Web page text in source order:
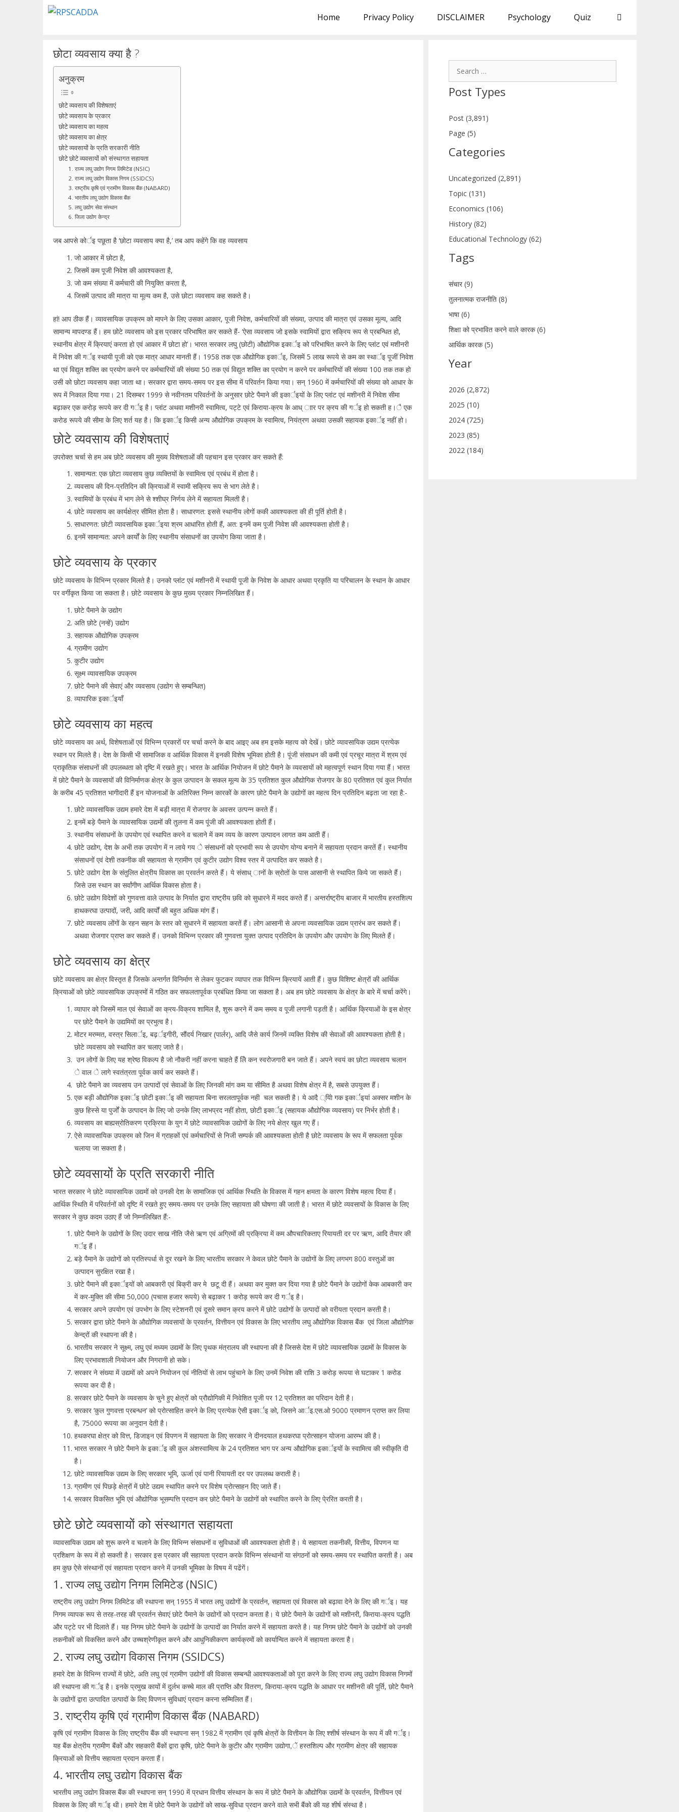
Home Privacy Policy DISCLAIMER Psychology Quiz
छोटा व्यवसाय क्या है ?
अनुक्रम
छोटे व्यवसाय की विशेषताएं
छोटे व्यवसाय के प्रकार
छोटे व्यवसाय का महत्व
छोटे व्यवसाय का क्षेत्र
छोटे व्यवसायों के प्रति सरकारी नीति
छोटे छोटे व्यवसायों को संस्थागत सहायता
1. राज्य लघु उद्योग निगम लिमिटेड (NSIC)
2. राज्य लघु उद्योग विकास निगम (SSIDCS)
3. राष्ट्रीय कृषि एवं ग्रामीण विकास बैंक (NABARD)
4. भारतीय लघु उद्योग विकास बैंक
5. लघु उद्योग सेवा संस्थान
6. जिला उद्योग केन्द्र
जब आपसे कोर्इ पछूता है ‘छोटा व्यवसाय क्या है,’ तब आप कहेंगे कि वह व्यवसाय
जो आकार में छोटा है,
जिसमें कम पूजी निवेश की आवश्यकता है,
जो कम संख्या में कर्मचारी की नियुक्ति करता है,
जिसमें उत्पाद की मात्रा या मूल्य कम है, उसे छोटा व्यवसाय कह सकते है।
हां! आप ठीक हैं। व्यावसायिक उपक्रम को मापने के लिए उसका आकार, पूजी निवेश, कर्मचारियों की संख्या, उत्पाद की मात्रा एवं उसका मूल्य, आदि
सामान्य मापदण्ड हैं। हम छोटे व्यवसाय को इस प्रकार परिभाषित कर सकते हैं- ‘ऐसा व्यवसाय जो इसके स्वामियों द्वारा सक्रिय रूप से प्रबन्धित हो,
स्थानीय क्षेत्र में क्रियाएं करता हो एवं आकार में छोटा हो’। भारत सरकार लघु (छोटी) औद्योगिक इकार्इ को परिभाषित करने के लिए प्लांट एवं मशीनरी
में निवेश की गर्इ स्थायी पूजी को एक मात्र आधार मानती हैं। 1958 तक एक औद्योगिक इकार्इ, जिसमें 5 लाख रूपये से कम का स्थार्इ पूजीं निवेश
था एवं विद्युत शक्ति का प्रयोग करने पर कर्मचारियों की संख्या 50 तक एवं विद्युत शक्ति का प्रयोग न करने पर कर्मचारियों की संख्या 100 तक तक हो
उसी को छोटा व्यवसाय कहा जाता था। सरकार द्वारा समय-समय पर इस सीमा में परिवर्तन किया गया। सन् 1960 में कर्मचारियों की संख्या को आधार के
रूप में निकाल दिया गया। 21 दिसम्बर 1999 से नवीनतम परिवर्तनों के अनुसार छोटे पैमाने की इकार्इयों के लिए प्लांट एवं मशीनरी में निवेश सीमा
बढ़ाकर एक करोड़ रूपये कर दी गर्इ है। प्लांट अथवा मशीनरी स्वामित्व, पट्टे एवं किराया-क्रय के आध् ाार पर क्रय की गर्इ हो सकती ह।ै एक
करोड रूपये की सीमा के लिए शर्त यह है। कि इकार्इ किसी अन्य औद्योगिक उपक्रम के स्वामित्व, नियंत्रण अथवा उसकी सहायक इकार्इ नहीं हो।
छोटे व्यवसाय की विशेषताएं
उपरोक्त चर्चा से हम अब छोटे व्यवसाय की मुख्य विशेषताओं की पहचान इस प्रकार कर सकते हैं:
सामान्यत: एक छोटा व्यवसाय कुछ व्यक्तियों के स्वामित्व एवं प्रबंध में होता है।
व्यवसाय की दिन-प्रतिदिन की क्रियाओं में स्वामी सक्रिय रूप से भाग लेते है।
स्वामियों के प्रबंध में भाग लेने से श्शीघ्र निर्णय लेने में सहायता मिलती है।
छोटे व्यवसाय का कार्यक्षेत्र सीमित होता है। साधारणत: इससे स्थानीय लोगों ककी आवश्यकता की ही पूर्ति होती है।
साधारणत: छोटी व्यावसायिक इकार्इया श्रम आधारित होती हैं, अत: इनमें कम पूजी निवेश की आवश्यकता होती है।
इनमें सामान्यत: अपने कार्यों के लिए स्थानीय संसाधनों का उपयोग किया जाता है।
छोटे व्यवसाय के प्रकार
छोटे व्यवसाय के विभिन्न प्रकार मिलते है। उनको प्लांट एवं मशीनरी में स्थायी पूजी के निवेश के आधार अथवा प्रकृति या परिचालन के स्थान के आधार
पर वर्गीकृत किया जा सकता है। छोटे व्यवसाय के कुछ मुख्य प्रकार निम्नलिखित हैं।
छोटे पैमाने के उद्योग
अति छोटे (नन्हें) उद्योग
सहायक औद्योगिक उपक्रम
ग्रामीण उद्योग
कुटीर उद्योग
सूक्ष्म व्यावसायिक उपक्रम
छोटे पैमाने की सेवाएं और व्यवसाय (उद्योग से सम्बन्धित)
व्यापारिक इकार्इयॉं
छोटे व्यवसाय का महत्व
छोटे व्यवसाय का अर्थ, विशेषताओं एवं विभिन्न प्रकारों पर चर्चा करने के बाद आइए अब हम इसके महत्व को देखें। छोटे व्यावसायिक उद्यम प्रत्येक
स्थान पर मिलते है। देश के किसी भी सामाजिक व आर्थिक विकास में इनकी विशेष भूमिका होती है। पूंजी संसाधन की कमी एवं प्रचूर मात्रा में श्रम एवं
प्राकृतिक संसाधनों की उपलब्धता को दृष्टि में रखते हुए। भारत के आर्थिक नियोजन में छोटे पैमाने के व्यवसायों को महत्वपूर्ण स्थान दिया गया हैं। भारत
में छोटे पैमाने के व्यवसायों की विनिर्माणक क्षेत्र के कुल उत्पादन के सकल मूल्य के 35 प्रतिशत कुल औद्योगिक रोजगार के 80 प्रतिशत एवं कुल निर्यात
के करीब 45 प्रतिशत भागीदारी हैं इन योजनाओं के अतिरिक्त निम्न कारकों के कारण छोटे पैमाने के उद्योगों का महत्व दिन प्रतिदिन बढ़ता जा रहा है:-
छोटे व्यावसायिक उद्यम हमारे देश में बड़ी मात्रा में रोजगार के अवसर उत्पन्न करते हैं।
इनमें बड़े पैमाने के व्यावसायिक उद्यमों की तुलना में कम पूंजी की आवश्यकता होती हैं।
स्थानीय संसाधनों के उपयोग एवं स्थापित करने व चलाने में कम व्यय के कारण उत्पादन लागत कम आती हैं।
छोटे उद्योग, देश के अभी तक उपयोग में न लाये गय े संसाधनों को प्रभावी रूप से उपयोग योग्य बनाने में सहायता प्रदान करतें हैं। स्थानीय
संसाधनों एवं देशी तकनीक की सहायता से ग्रामीण एवं कुटीर उद्योग विश्व स्तर में उत्पादित कर सकते है।
छोटे उद्योग देश के संतुलित क्षेत्रीय विकास का प्रवर्तन करते हैं। ये संसाध् ानों के स्रोतों के पास आसानी से स्थापित किये जा सकते हैं।
जिसे उस स्थान का सर्वांगीण आर्थिक विकास होता है।
छोटे उद्योग विदेशों को गुणवत्ता वाले उत्पाद के निर्यात द्वारा राष्ट्रीय छवि को सुधारने में मदद करते हैं। अन्तर्राष्ट्रीय बाजार में भारतीय हस्तशिल्प
हाथकरघा उत्पादों, जरी, आदि कार्यों की बहुत अधिक मांग हैं।
छोटे व्यवसाय लोंगों के रहन सहन के स्तर को सुधारने में सहायता करतें हैं। लोग आसानी से अपना व्यवसायिक उद्यम प्रारंभ कर सकते हैं।
अथवा रोजगार प्राप्त कर सकते हैं। उनको विभिन्न प्रकार की गुणवत्ता युक्त उत्पाद प्रतिदिन के उपयोग और उपयोग के लिए मिलते हैं।
छोटे व्यवसाय का क्षेत्र
छोटे व्यवसाय का क्षेत्र विस्तृत है जिसके अन्तर्गत विनिर्माण से लेकर फुटकर व्यापार तक विभिन्न क्रियायें आती हैं। कुछ विशिष्ट क्षेत्रों की आर्थिक
क्रियाओं को छोटे व्यावसायिक उपक्रमों में गठित कर सफलतापूर्वक प्रबंधित किया जा सकता है। अब हम छोटे व्यवसाय के क्षेत्र के बारे में चर्चा करेंगे।
व्यापार को जिसमें माल एवं सेवाओं का क्रय-विक्रय शामिल है, शुरू करने में कम समय व पूजी लगानी पड़ती है। आर्थिक क्रियाओं के इस क्षेत्र
पर छोटे पैमाने के उद्यमियों का प्रभुत्व है।
मोटर मरम्मत, वस्त्र सिलार्इ, बढ़र्इगीरी, सौंदर्य निखार (पार्लर), आदि जैसे कार्य जिनमें व्यक्ति विशेष की सेवाओं की आवश्यकता होती है।
छोटे व्यवसाय को स्थापित कर चलाए जाते है।
उन लोगों के लिए यह श्रेष्ठ विकल्प है जो नौकरी नहीं करना चाहते हैं लेि कन स्वरोजगारी बन जाते हैं। अपने स्वयं का छोटा व्यवसाय चलान
े वाल े लागे स्वतंत्रता पूर्वक कार्य कर सकते हैं।
छोटे पैमाने का व्यवसाय उन उत्पादों एवं सेवाओं के लिए जिनकी मांग कम या सीमित है अथवा विशेष क्षेत्र में है, सबसे उपयुक्त हैं।
एक बड़ी औद्योगिक इकार्इ छोटी इकार्इ की सहायता बिना सरलतापूर्वक नही चल सकती है। ये आदै ्याेि गक इकार्इयां अक्सर मशीन के
कुछ हिस्से या पुर्जों के उत्पादन के लिए जो उनके लिए लाभप्रद नहीं होता, छोटी इकार्इ (सहायक औद्योगिक व्यवसाय) पर निर्भर होती है।
व्यवसाय का बाह्यस्रोतिकरण प्रक्रिया के युग में छोटे व्यावसायिक उद्योगों के लिए नये क्षेत्र खुल गए हैं।
ऐसे व्यावसायिक उपक्रम को जिन में ग्राहकों एवं कर्मचारियों से निजी सम्पर्क की आवश्यकता होती है छोटे व्यवसाय के रूप में सफलता पूर्वक
चलाया जा सकता है।
छोटे व्यवसायों के प्रति सरकारी नीति
भारत सरकार ने छोटे व्यावसायिक उद्यमों को उनकी देश के सामाजिक एवं आर्थिक स्थिति के विकास में गहन क्षमता के कारण विशेष महत्व दिया हैं।
आर्थिक स्थिति में परिवर्तनों को दृष्टि में रखते हुए समय-समय पर उनके लिए सहायता की घोषणा की जाती है। भारत में छोटे व्यवसायों के विकास के लिए
सरकार ने कुछ कदम उठाए हैं जो निम्नलिखित हैं:-
छोटे पैमाने के उद्योगों के लिए उदार साख नीति जैसे ऋण एवं अग्रिमों की प्रक्रिया में कम औपचारिकताए रियायती दर पर ऋण, आदि तैयार की
गर्इ हैं।
बड़े पैमाने के उद्योगों को प्रतिस्पर्धा से दूर रखने के लिए भारतीय सरकार ने केवल छोटे पैमाने के उद्योगों के लिए लगभग 800 वस्तुओं का
उत्पादन सुरक्षित रखा है।
छोटे पैमाने की इकार्इयों को आबकारी एवं बिक्री कर मे छटू दी हैं। अथवा कर मुक्त कर दिया गया है छोटे पैमाने के उद्योगों केक आबकारी कर
में कर-मुक्ति की सीमा 50,000 (पचास हजार रूपये) से बढ़ाकर 1 करोड़ रूपये कर दी गर्इ है।
सरकार अपने उपयोग एवं उपभोग के लिए स्टेशनरी एवं दूसरे समान क्रय करने में छोटे उद्योगों के उत्पादों को वरीयता प्रदान करती है।
सरकार द्वारा छोटे पैमाने के औद्योगिक व्यवसायों के प्रवर्तन, वित्तीयन एवं विकास के लिए भारतीय लघु औद्योगिक विकास बैंक एवं जिला औद्योगिक
केन्द्रों की स्थापना की है।
भारतीय सरकार ने सूक्ष्म, लघु एवं मध्यम उद्यमों के लिए पृथक मंत्रालय की स्थापना की है जिससे देश में छोटे व्यावसायिक उद्यमों के विकास के
लिए प्रभावशाली नियोजन और निगरानी हो सके।
सरकार ने संख्या में उद्यमों को अपने नियोजन एवं नीतियों से लाभ पहुंचाने के लिए उनमें निवेश की राशि 3 करोड़ रूपया से घटाकर 1 करोड
रूपया कर दी है।
सरकार छोटे पैमाने के व्यवसाय के चुने हुए क्षेत्रों को प्रौद्योगिकी में निवेशित पूजी पर 12 प्रतिशत का परिदान देती है।
सरकार ‘कुल गुणवत्ता प्रबन्धन’ को प्रोत्साहित करने के लिए प्रत्येक ऐसी इकार्इ को, जिसने आर्इ.एस.ओ 9000 प्रमाणन प्राप्त कर लिया
है, 75000 रूपया का अनुदान देती है।
हथकरघा क्षेत्र को वित्त, डिजाइन एवं विपणन में सहायता के लिए सरकार ने दीनदयाल हथकरघा प्रोत्साहन योजना आरम्भ की है।
भारत सरकार ने छोटे पैमाने के इकार्इ की कुल अंशस्वामित्व के 24 प्रतिशत भाग पर अन्य औद्योगिक इकार्इयों के स्वामित्व की स्वीकृति दी
है।
छोटे व्यावसायिक उद्यम के लिए सरकार भूमि, ऊर्जा एवं पानी रियायती दर पर उपलब्ध कराती है।
ग्रामीण एवं पिछड़े क्षेत्रों में छोटे उद्यम स्थापित करने पर विशेष प्रोत्साहन दिए जाते हैं।
सरकार विकसित भूमि एवं औद्योगिक भूसम्पत्ति प्रदान कर छोटे पैमाने के उद्योगों को स्थापित करने के लिए पे्ररित करती है।
छोटे छोटे व्यवसायों को संस्थागत सहायता
व्यावसायिक उद्यम को शुरू करने व चलाने के लिए विभिन्न संसाधनों व सुविधाओं की आवश्यकता होती है। ये सहायता तकनीकी, वित्तीय, विपणन या
प्रशिक्षण के रूप में हो सकती है। सरकार इस प्रकार की सहायता प्रदान करके विभिन्न संस्थानों या संगठनों को समय-समय पर स्थापित करती है। अब
हम कुछ ऐसे संस्थानों एवं सहायता प्रदान करने में उनकी भूमिका के विषय में पढेंगें।
1. राज्य लघु उद्योग निगम लिमिटेड (NSIC)
राष्ट्रीय लघु उद्योग निगम लिमिटेड की स्थापना सन् 1955 में भारत लघु उद्योगों के प्रवर्तन, सहायता एवं विकास को बढ़ावा देने के लिए की गर्इ। यह
निगम व्यापक रूप से तरह-तरह की प्रवर्तन सेवाएं छोटे पैमाने के उद्योगों को प्रदान करता है। ये छोटे पैमाने के उद्योगों को मशीनरी, किराया-क्रय पद्धति
और पट्टे पर भी दिलाते हैं। यह निगम छोटे पैमाने के उद्योगों के उत्पादों का निर्यात करने में सहायता करते है। यह निगम छोटे पैमाने के उद्योगों को उनकी
तकनीकों को विकसित करने और उच्चश्रेणीकृत करने और आधुनिकीकरण कार्यक्रमों को कार्यान्वित करने में सहायता करता है।
2. राज्य लघु उद्योग विकास निगम (SSIDCS)
हमारे देश के विभिन्न राज्यों में छोटे, अति लघु एवं ग्रामीण उद्योगों की विकास सम्बन्धी आवश्यकताओं को पूरा करने के लिए राज्य लघु उद्योग विकास निगमों
की स्थापना की गर्इ है। इनके प्रमुख कायों में दुर्लभ कच्चे माल की प्राप्ति और वितरण, किराया-क्रय पद्धति के आधार पर मशीनरी की पूर्ति, छोटे पैमाने
के उद्योगों द्वारा उत्पादित उत्पादों के लिए विपणन सुविधाएं प्रदान करना सम्मिलित हैं।
3. राष्ट्रीय कृषि एवं ग्रामीण विकास बैंक (NABARD)
कृषि एवं ग्रामीण विकास के लिए राष्ट्रीय बैंक की स्थापना सन् 1982 में ग्रामीण एवं कृषि क्षेत्रों के वित्तीयन के लिए श्शीर्ष संस्थान के रूप में की गर्इ।
यह बैंक क्षेत्रीय ग्रामीण बैंकों और सहकारी बैंकों द्वारा कृषि, छोटे पैमाने के कुटीर और ग्रामीण उद्योगा,ें हस्तशिल्प और ग्रामीण क्षेत्र की सहायक
क्रियाओं को वित्तीय सहायता प्रदान करता हैं।
4. भारतीय लघु उद्योग विकास बैंक
भारतीय लघु उद्योग विकास बैंक की स्थापना सन् 1990 में प्रधान वित्तीय संस्थान के रूप में छोटे पैमाने के औद्योगिक उद्यमों के प्रवर्तन, वित्तीयन एवं
विकास के लिए की गर्इ थी। हमारे देश में छोटे पैमाने के उद्योगों को साख-सुविधा प्रदान करने वाले सभी बैंको की यह शीर्ष संस्था है।
Post Types
Post (3,891)
Page (5)
Categories
Uncategorized (2,891)
Topic (131)
Economics (106)
History (82)
Educational Technology (62)
Tags
संचार (9)
तुलनात्मक राजनीति (8)
भाषा (6)
शिक्षा को प्रभावित करने वाले कारक (6)
आर्थिक कारक (5)
Year
2026 (2,872)
2025 (10)
2024 (725)
2023 (85)
2022 (184)